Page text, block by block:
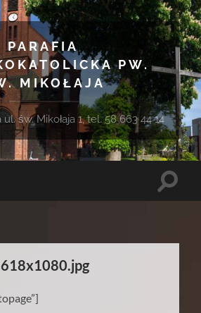
PARAFIA
PW.
MIKOŁAJA
św. Mikołaja 1, tel. 58 663 44 14
Toggle